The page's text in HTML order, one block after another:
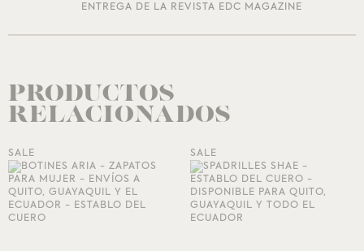
ENTREGA DE LA REVISTA EDC MAGAZINE
PRODUCTOS
RELACIONADOS
SALE SALE